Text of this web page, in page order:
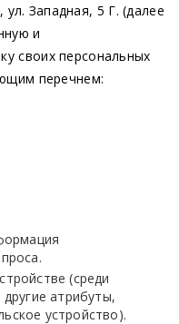
ул. Западная, 5 Г. (далее
и
своих персональных
перечнем:
(среди
атрибуты,
устройство).